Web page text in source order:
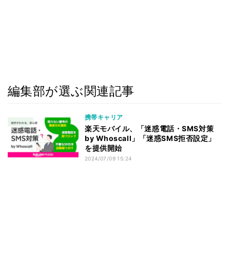
編集部が選ぶ関連記事
携帯キャリア
楽天モバイル、「迷惑電話・SMS対策
by Whoscall」「迷惑SMS拒否設定」
を提供開始
2024/07/09 15:24